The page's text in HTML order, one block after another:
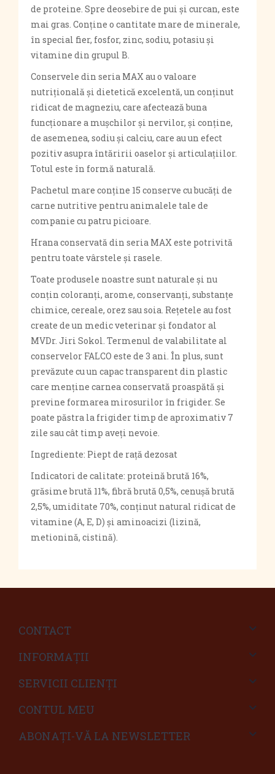
de proteine. Spre deosebire de pui și curcan, este
mai gras. Conține o cantitate mare de minerale,
în special fier, fosfor, zinc, sodiu, potasiu și
vitamine din grupul B.
Conservele din seria MAX au o valoare
nutrițională și dietetică excelentă, un conținut
ridicat de magneziu, care afectează buna
funcționare a mușchilor și nervilor, și conține,
de asemenea, sodiu și calciu, care au un efect
pozitiv asupra întăririi oaselor și articulațiilor.
Totul este în formă naturală.
Pachetul mare conține 15 conserve cu bucăți de
carne nutritive pentru animalele tale de
companie cu patru picioare.
Hrana conservată din seria MAX este potrivită
pentru toate vârstele și rasele.
Toate produsele noastre sunt naturale și nu
conțin coloranți, arome, conservanți, substanțe
chimice, cereale, orez sau soia. Rețetele au fost
create de un medic veterinar și fondator al
MVDr. Jiri Sokol. Termenul de valabilitate al
conservelor FALCO este de 3 ani. În plus, sunt
prevăzute cu un capac transparent din plastic
care menține carnea conservată proaspătă și
previne formarea mirosurilor în frigider. Se
poate păstra la frigider timp de aproximativ 7
zile sau cât timp aveți nevoie.
Ingrediente: Piept de rață dezosat
Indicatori de calitate: proteină brută 16%,
grăsime brută 11%, fibră brută 0,5%, cenușă brută
2,5%, umiditate 70%, conținut natural ridicat de
vitamine (A, E, D) și aminoacizi (lizină,
metionină, cistină).
CONTACT
INFORMAŢII
SERVICII CLIENŢI
CONTUL MEU
ABONAȚI-VĂ LA NEWSLETTER